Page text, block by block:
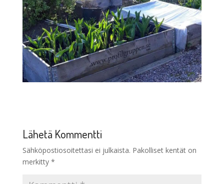
Lähetä Kommentti
Sähköpostiosoitettasi ei julkaista. Pakolliset kentät on
merkitty *